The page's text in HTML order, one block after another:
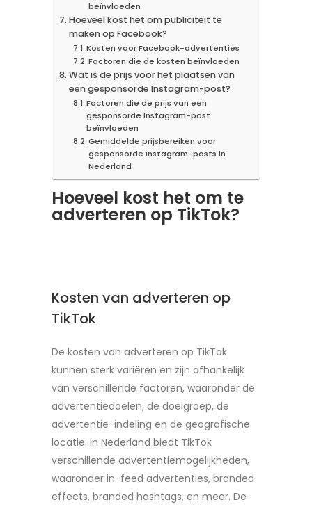
beïnvloeden
Hoeveel kost het om publiciteit te
maken op Facebook?
Kosten voor Facebook-advertenties
Factoren die de kosten beïnvloeden
Wat is de prijs voor het plaatsen van
een gesponsorde Instagram-post?
Factoren die de prijs van een
gesponsorde Instagram-post
beïnvloeden
Gemiddelde prijsbereiken voor
gesponsorde Instagram-posts in
Nederland
Hoeveel kost het om te
adverteren op TikTok?
Kosten van adverteren op
TikTok
De kosten van adverteren op TikTok
kunnen sterk variëren en zijn afhankelijk
van verschillende factoren, waaronder de
advertentiedoelen, de doelgroep, de
advertentie-indeling en de geografische
locatie. In Nederland biedt TikTok
verschillende advertentiemogelijkheden,
waaronder in-feed advertenties, branded
effects, branded hashtags, en meer. De